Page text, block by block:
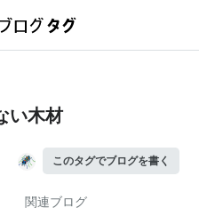
い木材
このタグでブログを書く
関連ブログ